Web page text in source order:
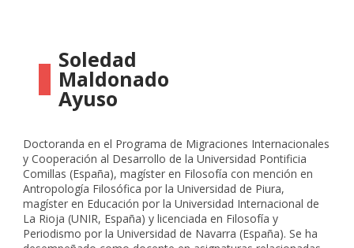
Soledad
Maldonado
Ayuso
Doctoranda en el Programa de Migraciones Internacionales
y Cooperación al Desarrollo de la Universidad Pontificia
Comillas (España), magíster en Filosofía con mención en
Antropología Filosófica por la Universidad de Piura,
magíster en Educación por la Universidad Internacional de
La Rioja (UNIR, España) y licenciada en Filosofía y
Periodismo por la Universidad de Navarra (España). Se ha